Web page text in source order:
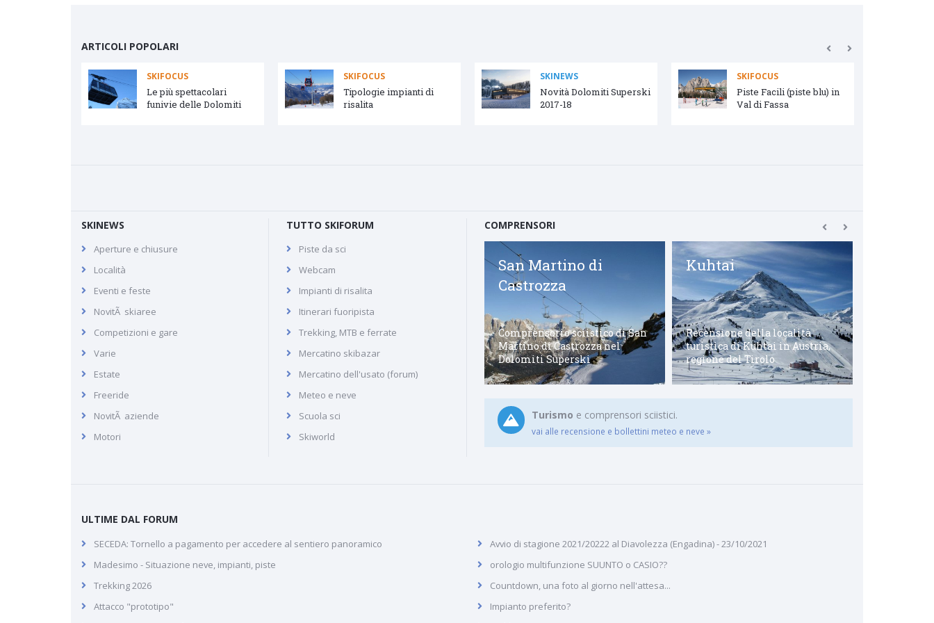
ARTICOLI POPOLARI
SKIFOCUS
Le più spettacolari
funivie delle Dolomiti
SKIFOCUS
Tipologie impianti di
risalita
SKINEWS
Novità Dolomiti Superski
2017-18
SKIFOCUS
Piste Facili (piste blu) in
Val di Fassa
SKINEWS
Aperture e chiusure
Località
Eventi e feste
NovitÃ skiaree
Competizioni e gare
Varie
Estate
Freeride
NovitÃ aziende
Motori
TUTTO SKIFORUM
Piste da sci
Webcam
Impianti di risalita
Itinerari fuoripista
Trekking, MTB e ferrate
Mercatino skibazar
Mercatino dell'usato (forum)
Meteo e neve
Scuola sci
Skiworld
COMPRENSORI
Bad Kleinkirchheim
Recensione della località di
Piane di Mocogno
Comprensorio sciistico di
nell'appennino emiliano
San Martino di
Castrozza
Comprensorio sciistico di San
Martino di Castrozza nel
Dolomiti Superski
Kuhtai
Recensione della località
turistica di Kuhtai in Austria,
regione del Tirolo
Turismo e comprensori sciistici.
vai alle recensione e bollettini meteo e neve »
ULTIME DAL FORUM
SECEDA: Tornello a pagamento per accedere al sentiero panoramico
Madesimo - Situazione neve, impianti, piste
Trekking 2026
Attacco "prototipo"
Avvio di stagione 2021/20222 al Diavolezza (Engadina) - 23/10/2021
orologio multifunzione SUUNTO o CASIO??
Countdown, una foto al giorno nell'attesa...
Impianto preferito?